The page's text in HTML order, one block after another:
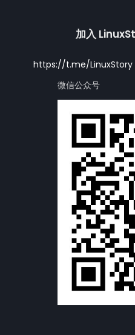
加入
https://t.me/LinuxStory
微信公众号